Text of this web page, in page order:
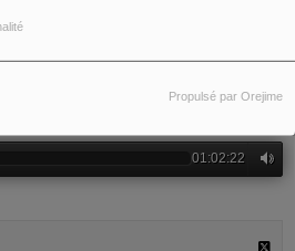
Propulsé par Orejime
10
01:02:22